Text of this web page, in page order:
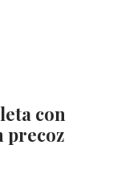
con
precoz